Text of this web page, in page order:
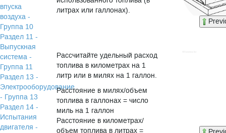
впуска
воздуха -
Группа 10
Раздел 11 -
Выпускная
система -
Группа 11
Раздел 13 -
Электрооборудование
- Группа 13
Раздел 14 -
Испытания
двигателя -
литрах или галлонах).
Рассчитайте удельный расход
топлива в километрах на 1
литр или в милях на 1 галлон.
Расстояние в милях/объем
топлива в галлонах = число
миль на 1 галлон
Расстояние в километрах/
объем топлива в литрах =